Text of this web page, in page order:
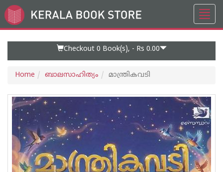
Go
to
Checkout 0 Book(s), - Rs 0.00
Home ബാലസാഹിത്യം മാന്ത്രികവടി